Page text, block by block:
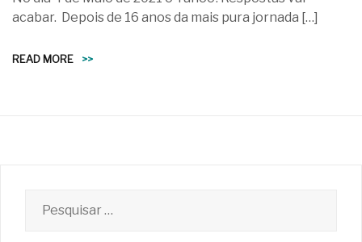
acabar. Depois de 16 anos da mais pura jornada […]
READ MORE >>
por: